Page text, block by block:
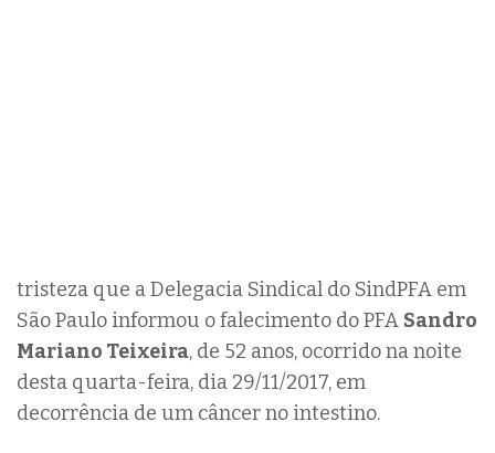
tristeza que a Delegacia Sindical do SindPFA em
São Paulo informou o falecimento do PFA Sandro
Mariano Teixeira, de 52 anos, ocorrido na noite
desta quarta-feira, dia 29/11/2017, em
decorrência de um câncer no intestino.